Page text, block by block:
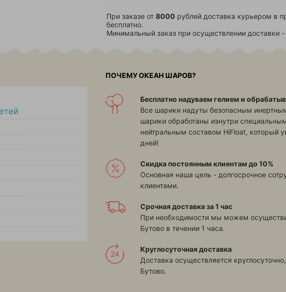
При заказе от 8000 рублей доставка курьером в
бесплатно.
Минимальный заказ при осуществлении доставки -
ПОЧЕМУ ОКЕАН ШАРОВ?
Бесплатно надуваем гелием и
Все шарики надуты безопасным
шарики обработаны изнутри
нейтральным составом HiFloat, который
дней!
Скидка постоянным клиентам до 10%
Основная наша цель - долгосрочное
клиентами.
Срочная доставка за 1 час
При необходимости мы можем
Бутово в течении 1 часа.
Круглосуточная доставка
Доставка осуществляется
Бутово.